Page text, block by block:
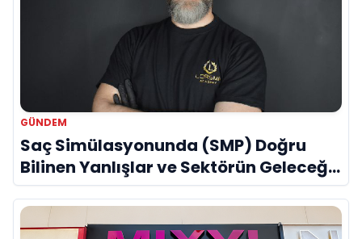
GÜNDEM
Saç Simülasyonunda (SMP) Doğru
Bilinen Yanlışlar ve Sektörün Geleceği:
Onur Akdeniz ile Özel Röportaj